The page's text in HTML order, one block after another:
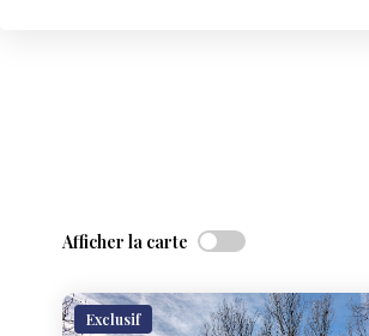
Afficher la carte
Exclusif